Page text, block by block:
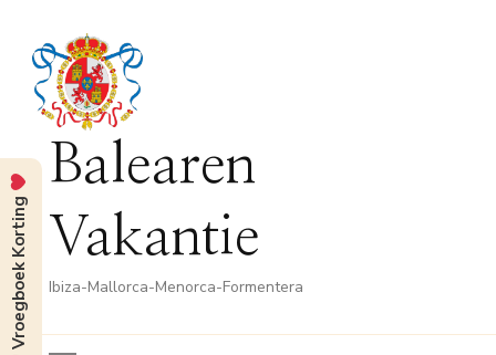
Balearen
Vakantie
Ibiza-Mallorca-Menorca-Formentera
Vroegboek Korting